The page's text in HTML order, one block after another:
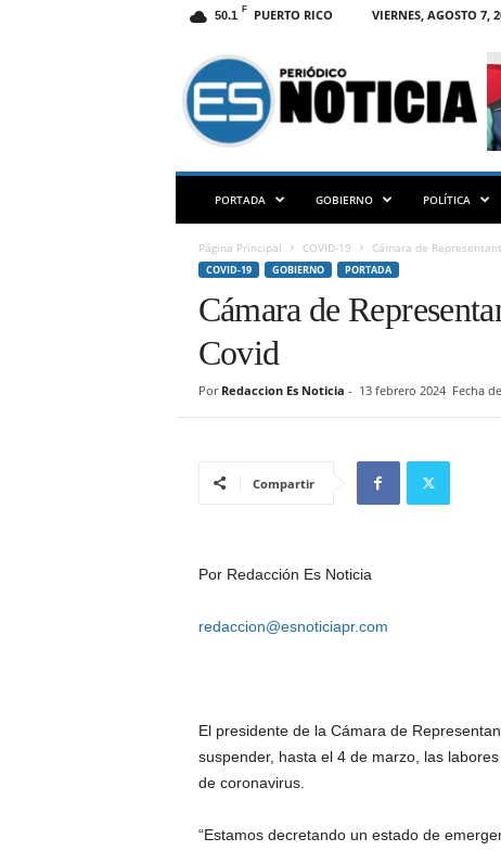
50.1 F PUERTO RICO VIERNES, AGOSTO 7,
S
N
O
PORTADA GOBIERNO POLÍTICA
Página Principal COVID-19 Cámara de
COVID-19 GOBIERNO PORTADA
Cámara de
Covid
Por Redaccion Es Noticia - 13 febrero 2024 Fecha
Compartir
Por Redacción Es Noticia
redaccion@esnoticiapr.com
El presidente de la Cámara de
suspender, hasta el 4 de marzo, las
de coronavirus.
“Estamos decretando un estado de